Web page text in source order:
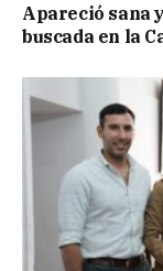
Apareció sana
buscada en la